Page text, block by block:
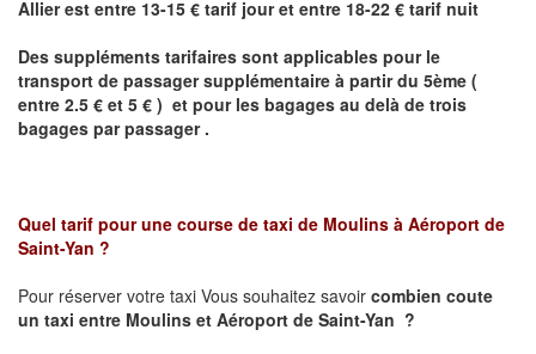
Allier est entre 13-15 € tarif jour et entre 18-22 € tarif nuit
Des suppléments tarifaires sont applicables pour le
transport de passager supplémentaire à partir du 5ème (
entre 2.5 € et 5 € ) et pour les bagages au delà de trois
bagages par passager .
Quel tarif pour une course de taxi de Moulins à Aéroport de
Saint-Yan ?
Pour réserver votre taxi Vous souhaitez savoir combien coute
un taxi entre Moulins et Aéroport de Saint-Yan ?